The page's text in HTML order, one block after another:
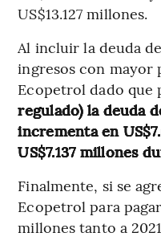
US$13.127 millones.
Al incluir la deuda
ingresos con mayor
Ecopetrol dado que
regulado) la deuda
incrementa en
US$7.137 millones
Finalmente, si se
Ecopetrol para
millones tanto a